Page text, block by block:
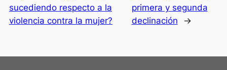
sucediendo respecto a la
violencia contra la mujer?
primera y segunda
declinación
→